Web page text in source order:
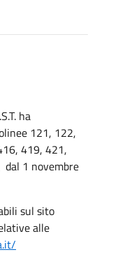
ha
121, 122,
419, 421,
1 novembre
sul sito
alle